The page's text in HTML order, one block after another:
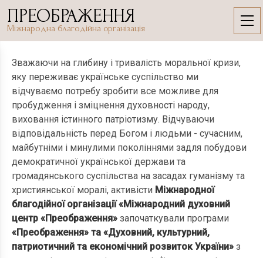
Skip
content
ПРЕОБРАЖЕННЯ
Міжнародна благодійна організація
Проекти
Зважаючи на глибину і тривалість моральної кризи,
яку переживає українське суспільство ми
відчуваємо потребу зробити все можливе для
пробудження і зміцнення духовності народу,
виховання істинного патріотизму. Відчуваючи
відповідальність перед Богом і людьми - сучасним,
майбутніми і минулими поколіннями задля побудови
демократичної української держави та
громадянського суспільства на засадах гуманізму та
християнської моралі, активісти Міжнародної
благодійної організації «Міжнародний духовний
центр «Преображення» започаткували програми
«Преображення» та «Духовний, культурний,
патриотичний та економічний розвиток України» з